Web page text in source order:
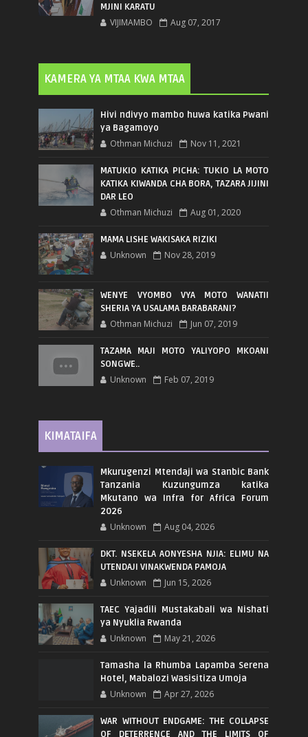
MJINI KARATU
VIJIMAMBO Aug 07, 2017
KAMERA YA MTAA KWA MTAA
Hivi ndivyo mambo huwa katika Pwani
ya Bagamoyo
Othman Michuzi Nov 11, 2021
MATUKIO KATIKA PICHA: TUKIO LA MOTO
KATIKA KIWANDA CHA BORA, TAZARA JIJINI
DAR LEO
Othman Michuzi Aug 01, 2020
MAMA LISHE WAKISAKA RIZIKI
Unknown Nov 28, 2019
WENYE VYOMBO VYA MOTO WANATII
SHERIA YA USALAMA BARABARANI?
Othman Michuzi Jun 07, 2019
TAZAMA MAJI MOTO YALIYOPO MKOANI
SONGWE..
Unknown Feb 07, 2019
KIMATAIFA
Mkurugenzi Mtendaji wa Stanbic Bank
Tanzania Kuzungumza katika
Mkutano wa Infra for Africa Forum
2026
Unknown Aug 04, 2026
DKT. NSEKELA AONYESHA NJIA: ELIMU NA
UTENDAJI VINAKWENDA PAMOJA
Unknown Jun 15, 2026
TAEC Yajadili Mustakabali wa Nishati
ya Nyuklia Rwanda
Unknown May 21, 2026
Tamasha la Rhumba Lapamba Serena
Hotel, Mabalozi Wasisitiza Umoja
Unknown Apr 27, 2026
WAR WITHOUT ENDGAME: THE COLLAPSE
OF DETERRENCE AND THE LIMITS OF